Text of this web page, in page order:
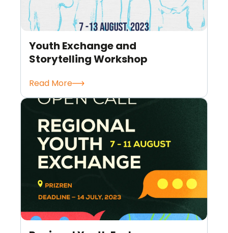
Youth Exchange and
Storytelling Workshop
Read More